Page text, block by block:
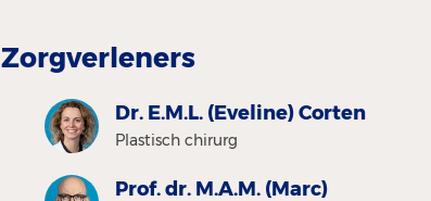
Zorgverleners
Dr. E.M.L. (Eveline) Corten
Plastisch chirurg
Prof. dr. M.A.M. (Marc)